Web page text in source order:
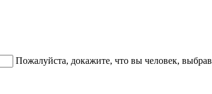
Пожалуйста, докажите, что вы человек, выбрав